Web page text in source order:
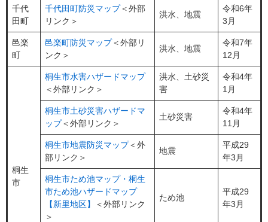
千代
田町
千代田町防災マップ＜外部
リンク＞
洪水、地震
令和6年
3月
邑楽
町
邑楽町防災マップ＜外部リ
ンク＞
洪水、地震
令和7年
12月
桐生
市
桐生市水害ハザードマップ
＜外部リンク＞
洪水、土砂災
害
令和4年
1月
桐生市土砂災害ハザードマ
ップ＜外部リンク＞
土砂災害
令和4年
11月
桐生市地震防災マップ＜外
部リンク＞
地震
平成29
年3月
桐生市ため池マップ・桐生
市ため池ハザードマップ
【新里地区】
＜外部リンク
＞
ため池
平成29
年3月